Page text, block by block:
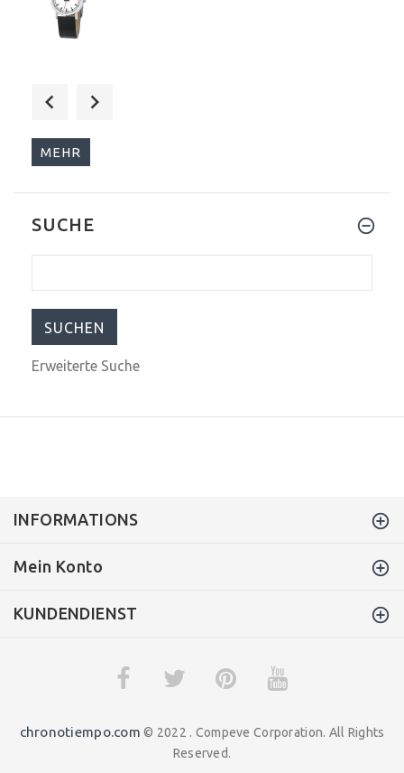
MEHR
SUCHE
Erweiterte Suche
INFORMATIONS
Mein Konto
KUNDENDIENST
chronotiempo.com © 2022 . Compeve Corporation. All Rights
Reserved.